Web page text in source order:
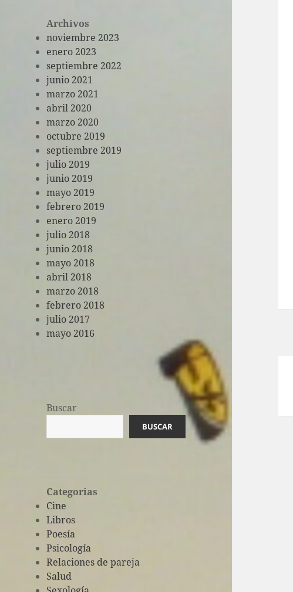
Archivos
noviembre 2023
enero 2023
septiembre 2022
junio 2021
marzo 2021
abril 2020
marzo 2020
octubre 2019
septiembre 2019
julio 2019
junio 2019
mayo 2019
febrero 2019
enero 2019
julio 2018
junio 2018
mayo 2018
abril 2018
marzo 2018
febrero 2018
julio 2017
mayo 2016
Buscar
BUSCAR
Categorias
Cine
Libros
Poesía
Psicología
Relaciones de pareja
Salud